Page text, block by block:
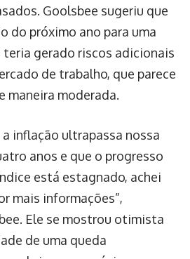
Goolsbee sugeriu que
do próximo ano para uma
teria gerado riscos adicionais
de trabalho, que parece
maneira moderada.
inflação ultrapassa nossa
anos e que o progresso
está estagnado, achei
mais informações”,
Ele se mostrou otimista
de uma queda